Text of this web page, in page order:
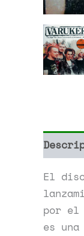
El
por el
es